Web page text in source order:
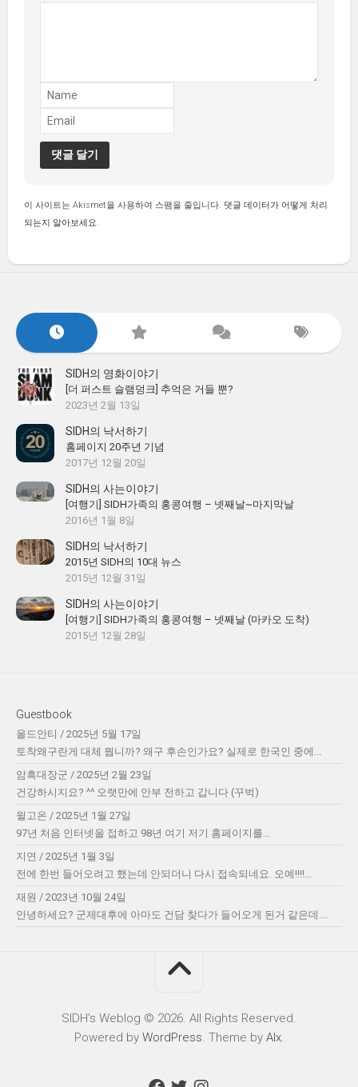
이 사이트는 Akismet을 사용하여 스팸을 줄입니다. 댓글 데이터가 어떻게 처리
되는지 알아보세요.
SIDH의 영화이야기
[더 퍼스트 슬램덩크] 추억은 거들 뿐?
2023년 2월 13일
SIDH의 낙서하기
홈페이지 20주년 기념
2017년 12월 20일
SIDH의 사는이야기
[여행기] SIDH가족의 홍콩여행 – 넷째날~마지막날
2016년 1월 8일
SIDH의 낙서하기
2015년 SIDH의 10대 뉴스
2015년 12월 31일
SIDH의 사는이야기
[여행기] SIDH가족의 홍콩여행 – 넷째날 (마카오 도착)
2015년 12월 28일
Guestbook
올드안티 / 2025년 5월 17일
토착왜구란게 대체 뭡니까? 왜구 후손인가요? 실제로 한국인 중에...
암흑대장군 / 2025년 2월 23일
건강하시지요? ^^ 오랫만에 안부 전하고 갑니다 (꾸벅)
윌고온 / 2025년 1월 27일
97년 처음 인터넷을 접하고 98년 여기 저기 홈페이지를...
지연 / 2025년 1월 3일
전에 한번 들어오려고 했는데 안되더니 다시 접속되네요. 오예!!!!...
재원 / 2023년 10월 24일
안녕하세요? 군제대후에 아마도 건담 찾다가 들어오게 된거 같은데....
SIDH′s Weblog © 2026. All Rights Reserved.
Powered by WordPress . Theme by Alx.